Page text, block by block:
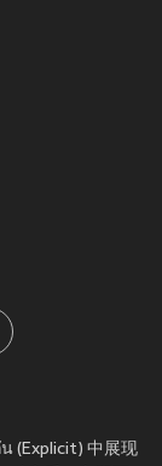
(Explicit) 中展现